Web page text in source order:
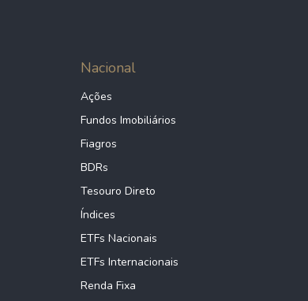
Nacional
Ações
Fundos Imobiliários
Fiagros
BDRs
Tesouro Direto
Índices
ETFs Nacionais
ETFs Internacionais
Renda Fixa